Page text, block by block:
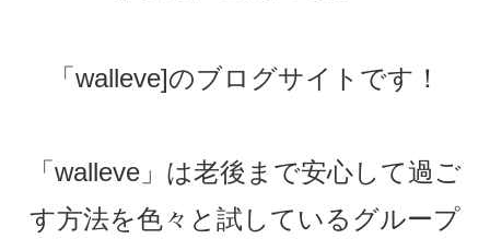
「walleve]のブログサイトです！
「walleve」は老後まで安心して過ご
す方法を色々と試しているグループ